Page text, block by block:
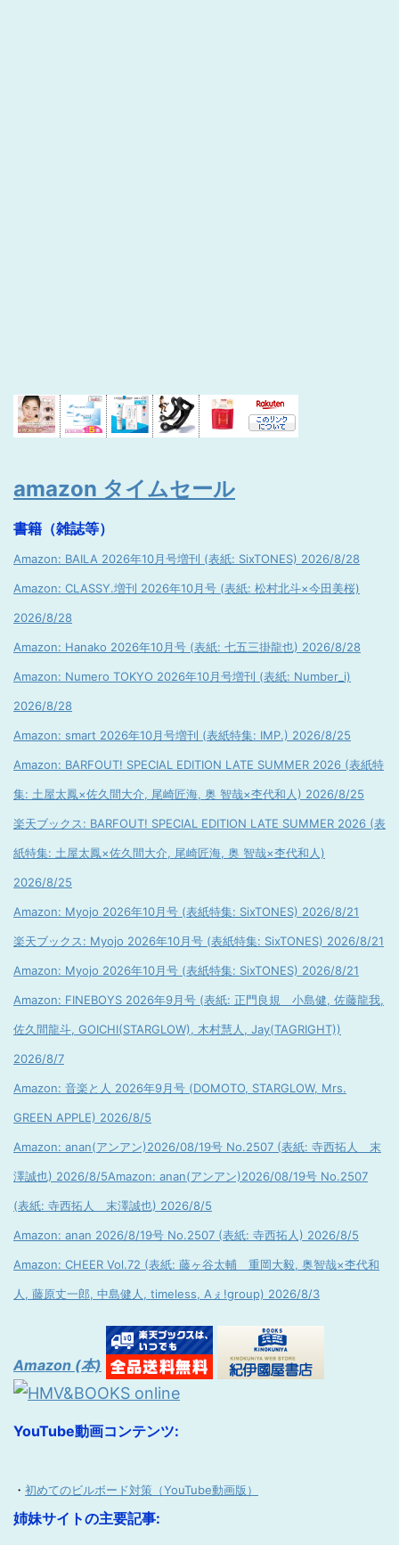
amazon タイムセール
書籍（雑誌等）
Amazon: BAILA 2026年10月号増刊 (表紙: SixTONES) 2026/8/28
Amazon: CLASSY.増刊 2026年10月号 (表紙: 松村北斗×今田美桜)
2026/8/28
Amazon: Hanako 2026年10月号 (表紙: 七五三掛龍也) 2026/8/28
Amazon: Numero TOKYO 2026年10月号増刊 (表紙: Number_i)
2026/8/28
Amazon: smart 2026年10月号増刊 (表紙特集: IMP.) 2026/8/25
Amazon: BARFOUT! SPECIAL EDITION LATE SUMMER 2026 (表紙特
集: 土屋太鳳×佐久間大介, 尾崎匠海, 奥 智哉×杢代和人) 2026/8/25
楽天ブックス: BARFOUT! SPECIAL EDITION LATE SUMMER 2026 (表
紙特集: 土屋太鳳×佐久間大介, 尾崎匠海, 奥 智哉×杢代和人)
2026/8/25
Amazon: Myojo 2026年10月号 (表紙特集: SixTONES) 2026/8/21
楽天ブックス: Myojo 2026年10月号 (表紙特集: SixTONES) 2026/8/21
Amazon: Myojo 2026年10月号 (表紙特集: SixTONES) 2026/8/21
Amazon: FINEBOYS 2026年9月号 (表紙: 正門良規 小島健, 佐藤龍我,
佐久間龍斗, GOICHI(STARGLOW), 木村慧人, Jay(TAGRIGHT))
2026/8/7
Amazon: 音楽と人 2026年9月号 (DOMOTO, STARGLOW, Mrs.
GREEN APPLE) 2026/8/5
Amazon: anan(アンアン)2026/08/19号 No.2507 (表紙: 寺西拓人 末
澤誠也) 2026/8/5Amazon: anan(アンアン)2026/08/19号 No.2507
(表紙: 寺西拓人 末澤誠也) 2026/8/5
Amazon: anan 2026/8/19号 No.2507 (表紙: 寺西拓人) 2026/8/5
Amazon: CHEER Vol.72 (表紙: 藤ヶ谷太輔 重岡大毅, 奥智哉×杢代和
人, 藤原丈一郎, 中島健人, timeless, Aぇ!group) 2026/8/3
Amazon (本)
YouTube動画コンテンツ:
・ 初めてのビルボード対策（YouTube動画版）
姉妹サイトの主要記事: